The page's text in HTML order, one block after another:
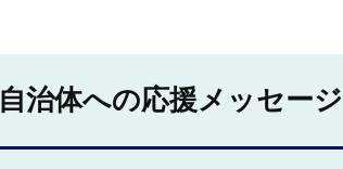
自治体への応援メッセージ